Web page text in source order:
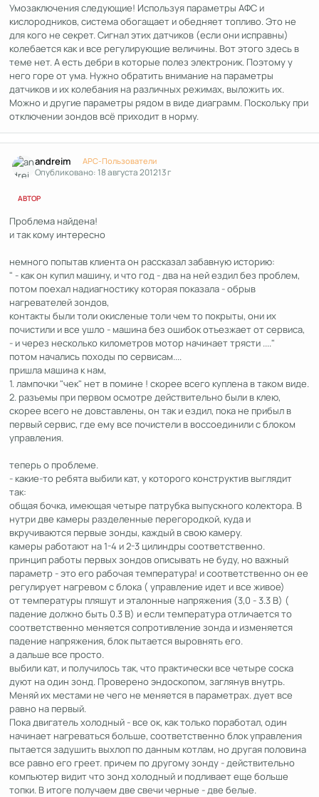
Умозаключения следующие! Используя параметры АФС и
кислородников, система обогащает и обедняет топливо. Это не
для кого не секрет. Сигнал этих датчиков (если они исправны)
колебается как и все регулирующие величины. Вот этого здесь в
теме нет. А есть дебри в которые полез электроник. Поэтому у
него горе от ума. Нужно обратить внимание на параметры
датчиков и их колебания на различных режимах, выложить их.
Можно и другие параметры рядом в виде диаграмм. Поскольку при
отключении зондов всё приходит в норму.
andreim APC-Пользователи
Опубликовано:18 августа 201213 г
АВТОР
Проблема найдена!
и так кому интересно
немного попытав клиента он рассказал забавную историю:
" - как он купил машину, и что год - два на ней ездил без проблем,
потом поехал надиагностику которая показала - обрыв
нагревателей зондов,
контакты были толи окисленые толи чем то покрыты, они их
почистили и все ушло - машина без ошибок отъезжает от сервиса,
- и через несколько километров мотор начинает трясти ...."
потом начались походы по сервисам....
пришла машина к нам,
1. лампочки "чек" нет в помине ! скорее всего куплена в таком виде.
2. разъемы при первом осмотре действительно были в клею,
скорее всего не довставлены, он так и ездил, пока не прибыл в
первый сервис, где ему все почистели в воссоединили с блоком
управления.
теперь о проблеме.
- какие-то ребята выбили кат, у которого конструктив выглядит
так:
общая бочка, имеющая четыре патрубка выпускного колектора. В
нутри две камеры разделенные перегородкой, куда и
вкручиваются первые зонды, каждый в свою камеру.
камеры работают на 1-4 и 2-3 цилиндры соответственно.
принцип работы первых зондов описывать не буду, но важный
параметр - это его рабочая температура! и соответственно он ее
регулирует нагревом с блока ( управление идет и все живое)
от температуры пляшут и эталонные напряжения (3,0 - 3.3 В) (
падение должно быть 0.3 В) и если температура отличается то
соответственно меняется сопротивление зонда и изменяется
падение напряжения, блок пытается выровнять его.
а дальше все просто.
выбили кат, и получилось так, что практически все четыре соска
дуют на один зонд. Проверено эндоскопом, заглянув внутрь.
Меняй их местами не чего не меняется в параметрах. дует все
равно на первый.
Пока двигатель холодный - все ок, как только поработал, один
начинает нагреваться больше, соответственно блок управления
пытается задушить выхлоп по данным котлам, но другая половина
все равно его греет. причем по другому зонду - действительно
компьютер видит что зонд холодный и подливает еще больше
топки. В итоге получаем две свечи черные - две белые.